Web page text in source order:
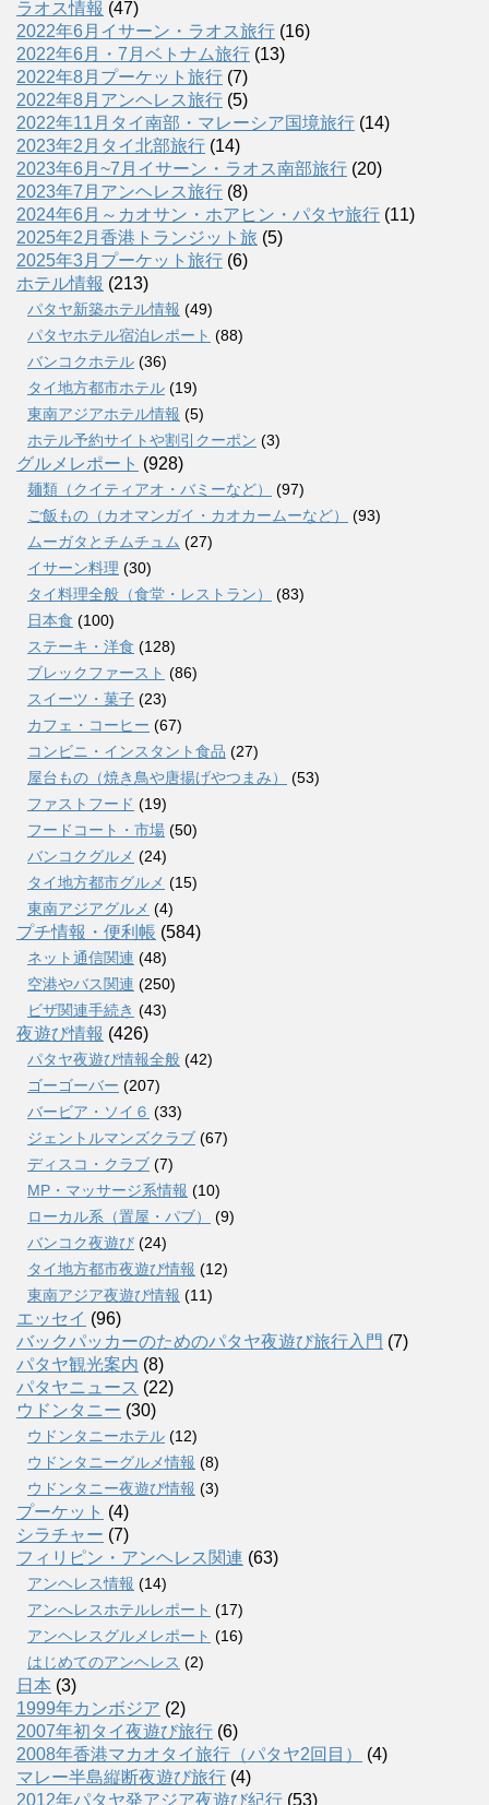
ラオス情報 (47)
2022年6月イサーン・ラオス旅行 (16)
2022年6月・7月ベトナム旅行 (13)
2022年8月プーケット旅行 (7)
2022年8月アンヘレス旅行 (5)
2022年11月タイ南部・マレーシア国境旅行 (14)
2023年2月タイ北部旅行 (14)
2023年6月~7月イサーン・ラオス南部旅行 (20)
2023年7月アンヘレス旅行 (8)
2024年6月～カオサン・ホアヒン・パタヤ旅行 (11)
2025年2月香港トランジット旅 (5)
2025年3月プーケット旅行 (6)
ホテル情報 (213)
パタヤ新築ホテル情報 (49)
パタヤホテル宿泊レポート (88)
バンコクホテル (36)
タイ地方都市ホテル (19)
東南アジアホテル情報 (5)
ホテル予約サイトや割引クーポン (3)
グルメレポート (928)
麺類（クイティアオ・バミーなど）
(97)
ご飯もの（カオマンガイ・カオカームーなど）
(93)
ムーガタとチムチュム (27)
イサーン料理 (30)
タイ料理全般（食堂・レストラン）
(83)
日本食 (100)
ステーキ・洋食 (128)
ブレックファースト (86)
スイーツ・菓子 (23)
カフェ・コーヒー (67)
コンビニ・インスタント食品 (27)
屋台もの（焼き鳥や唐揚げやつまみ）
(53)
ファストフード (19)
フードコート・市場 (50)
バンコクグルメ (24)
タイ地方都市グルメ (15)
東南アジアグルメ (4)
プチ情報・便利帳 (584)
ネット通信関連 (48)
空港やバス関連 (250)
ビザ関連手続き (43)
夜遊び情報 (426)
パタヤ夜遊び情報全般 (42)
ゴーゴーバー (207)
バービア・ソイ６ (33)
ジェントルマンズクラブ (67)
ディスコ・クラブ (7)
MP・マッサージ系情報 (10)
ローカル系（置屋・パブ）
(9)
バンコク夜遊び (24)
タイ地方都市夜遊び情報 (12)
東南アジア夜遊び情報 (11)
エッセイ (96)
バックパッカーのためのパタヤ夜遊び旅行入門 (7)
パタヤ観光案内 (8)
パタヤニュース (22)
ウドンタニー (30)
ウドンタニーホテル (12)
ウドンタニーグルメ情報 (8)
ウドンタニー夜遊び情報 (3)
プーケット (4)
シラチャー (7)
フィリピン・アンヘレス関連 (63)
アンヘレス情報 (14)
アンへレスホテルレポート (17)
アンヘレスグルメレポート (16)
はじめてのアンヘレス (2)
日本 (3)
1999年カンボジア (2)
2007年初タイ夜遊び旅行 (6)
2008年香港マカオタイ旅行（パタヤ2回目）
(4)
マレー半島縦断夜遊び旅行 (4)
2012年パタヤ発アジア夜遊び紀行 (53)